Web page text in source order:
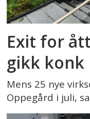
Exit for
gikk konk
Mens 25 nye
Oppegård i juli,